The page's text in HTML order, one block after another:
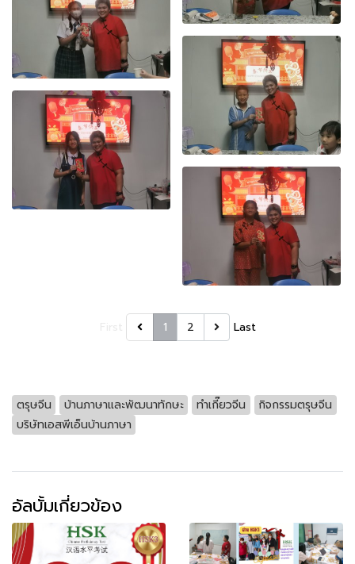
1 2 Last
ตรุษจีน บ้านภาษาและพัฒนาทักษะ ทำเกี๊ยวจีน
กิจกรรมตรุษจีน
บริษัทเอสพีเอ็นบ้านภาษา
อัลบั้มเกี่ยวข้อง